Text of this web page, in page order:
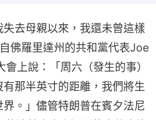
失去母親以來，我還未曾這樣
佛羅里達州的共和黨代表Joe
上說：「周六（發生的事）
那半英寸的距離，我們將生
。」儘管特朗普在賓夕法尼